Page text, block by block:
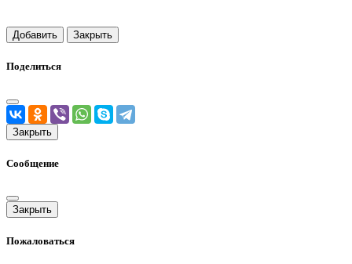
Добавить Закрыть
Поделиться
Закрыть
Сообщение
Закрыть
Пожаловаться